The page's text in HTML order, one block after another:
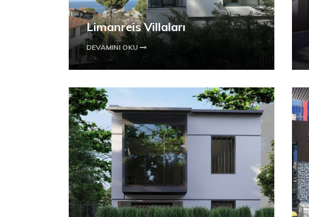
Limanreis Villaları
DEVAMINI OKU